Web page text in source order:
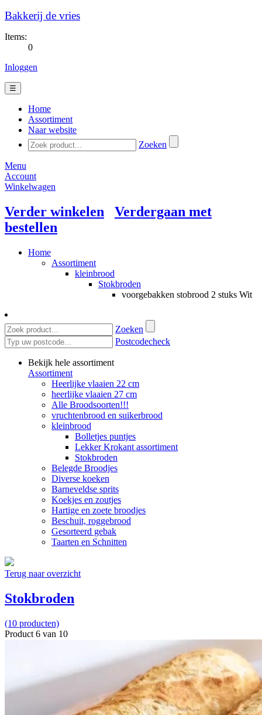
Bakkerij de vries
Items:
0
Inloggen
☰
Home
Assortiment
Naar website
Zoeken
Menu
Account
Winkelwagen
Verder winkelen
Verdergaan met
bestellen
Home
Assortiment
kleinbrood
Stokbroden
voorgebakken stobrood 2 stuks Wit
Zoeken
Postcodecheck
Bekijk hele assortiment
Assortiment
Heerlijke vlaaien 22 cm
heerlijke vlaaien 27 cm
Alle Broodsoorten!!!
vruchtenbrood en suikerbrood
kleinbrood
Bolletjes puntjes
Lekker Krokant assortiment
Stokbroden
Belegde Broodjes
Diverse koeken
Barneveldse sprits
Koekjes en zoutjes
Hartige en zoete broodjes
Beschuit, roggebrood
Gesorteerd gebak
Taarten en Schnitten
Terug naar overzicht
Stokbroden
(10 producten)
Product 6 van 10